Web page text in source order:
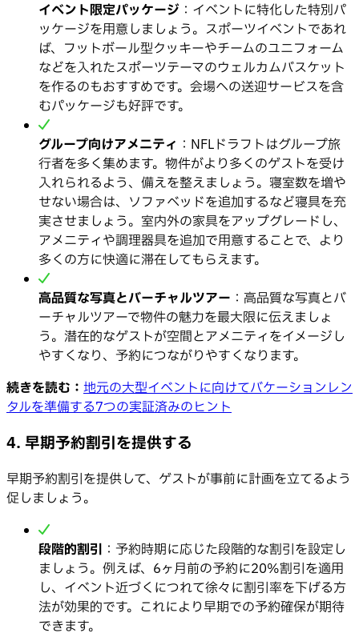
イベント限定パッケージ ：イベントに特化した特別パ
ッケージを用意しましょう。スポーツイベントであれ
ば、フットボール型クッキーやチームのユニフォーム
などを入れたスポーツテーマのウェルカムバスケット
を作るのもおすすめです。会場への送迎サービスを含
むパッケージも好評です。
グループ向けアメニティ ：NFLドラフトはグループ旅
行者を多く集めます。物件がより多くのゲストを受け
入れられるよう、備えを整えましょう。寝室数を増や
せない場合は、ソファベッドを追加するなど寝具を充
実させましょう。室内外の家具をアップグレードし、
アメニティや調理器具を追加で用意することで、より
多くの方に快適に滞在してもらえます。
高品質な写真とバーチャルツアー ：高品質な写真とバ
ーチャルツアーで物件の魅力を最大限に伝えましょ
う。潜在的なゲストが空間とアメニティをイメージし
やすくなり、予約につながりやすくなります。
続きを読む： 地元の大型イベントに向けてバケーションレン
タルを準備する7つの実証済みのヒント
4. 早期予約割引を提供する
早期予約割引を提供して、ゲストが事前に計画を立てるよう
促しましょう。
段階的割引 ：予約時期に応じた段階的な割引を設定し
ましょう。例えば、6ヶ月前の予約に20%割引を適用
し、イベント近づくにつれて徐々に割引率を下げる方
法が効果的です。これにより早期での予約確保が期待
できます。